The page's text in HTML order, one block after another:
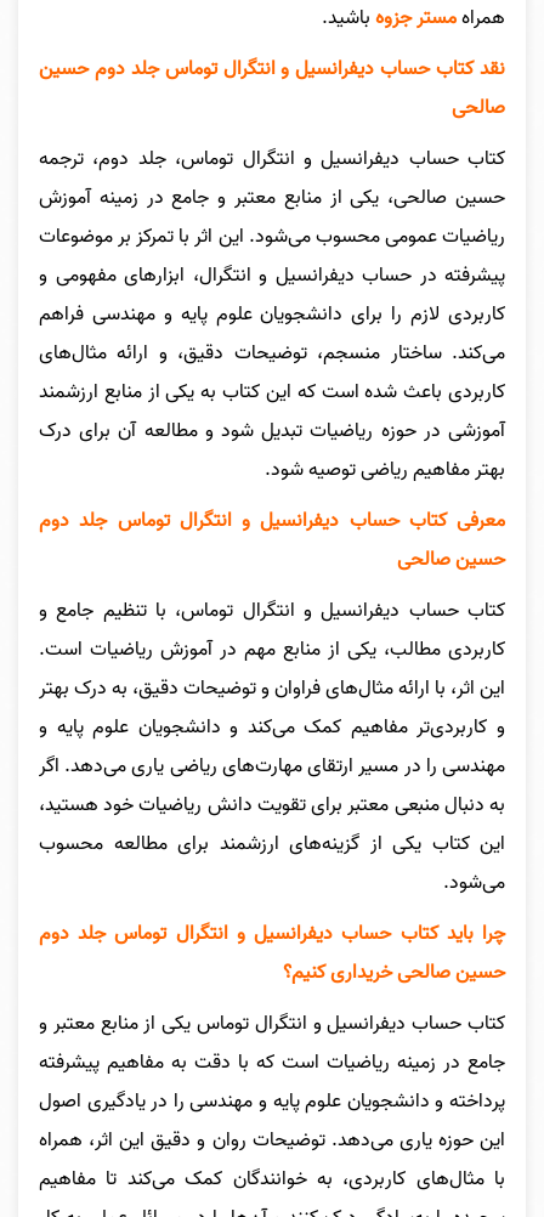
همراهمستر جزوهباشید.
نقد کتابحساب دیفرانسیل و انتگرال توماس جلد دوم حسین
صالحی
کتاب حساب دیفرانسیل و انتگرال توماس، جلد دوم، ترجمه
حسین صالحی، یکی از منابع معتبر و جامع در زمینه آموزش
ریاضیات عمومی محسوب می‌شود. این اثر با تمرکز بر موضوعات
پیشرفته در حساب دیفرانسیل و انتگرال، ابزارهای مفهومی و
کاربردی لازم را برای دانشجویان علوم پایه و مهندسی فراهم
می‌کند. ساختار منسجم، توضیحات دقیق، و ارائه مثال‌های
کاربردی باعث شده است که این کتاب به یکی از منابع ارزشمند
آموزشی در حوزه ریاضیات تبدیل شود و مطالعه آن برای درک
بهتر مفاهیم ریاضی توصیه شود.
معرفی کتابحساب دیفرانسیل و انتگرال توماس جلد دوم
حسین صالحی
کتاب حساب دیفرانسیل و انتگرال توماس، با تنظیم جامع و
کاربردی مطالب، یکی از منابع مهم در آموزش ریاضیات است.
این اثر، با ارائه مثال‌های فراوان و توضیحات دقیق، به درک بهتر
و کاربردی‌تر مفاهیم کمک می‌کند و دانشجویان علوم پایه و
مهندسی را در مسیر ارتقای مهارت‌های ریاضی یاری می‌دهد. اگر
به دنبال منبعی معتبر برای تقویت دانش ریاضیات خود هستید،
این کتاب یکی از گزینه‌های ارزشمند برای مطالعه محسوب
می‌شود.
چرا باید کتابحساب دیفرانسیل و انتگرال توماس جلد دوم
حسین صالحیخریداری کنیم؟
کتاب حساب دیفرانسیل و انتگرال توماس یکی از منابع معتبر و
جامع در زمینه ریاضیات است که با دقت به مفاهیم پیشرفته
پرداخته و دانشجویان علوم پایه و مهندسی را در یادگیری اصول
این حوزه یاری می‌دهد. توضیحات روان و دقیق این اثر، همراه
با مثال‌های کاربردی، به خوانندگان کمک می‌کند تا مفاهیم